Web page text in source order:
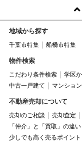
地域から探す
千葉市特集 船橋市特集
物件検索
こだわり条件検索 学区
中古一戸建て
マンション
不動産売却について
売却のご相談 売却査定
「仲介」と「買取」の違い
少しでも高く売るポイント